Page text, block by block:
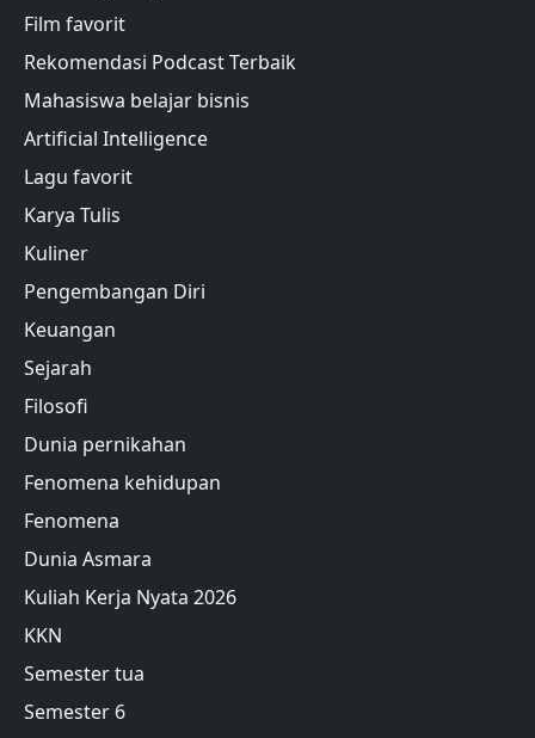
Film favorit
Rekomendasi Podcast Terbaik
Mahasiswa belajar bisnis
Artificial Intelligence
Lagu favorit
Karya Tulis
Kuliner
Pengembangan Diri
Keuangan
Sejarah
Filosofi
Dunia pernikahan
Fenomena kehidupan
Fenomena
Dunia Asmara
Kuliah Kerja Nyata 2026
KKN
Semester tua
Semester 6